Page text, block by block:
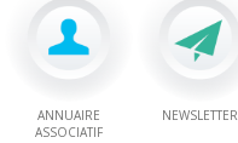
ANNUAIRE
ASSOCIATIF
NEWSLETTER